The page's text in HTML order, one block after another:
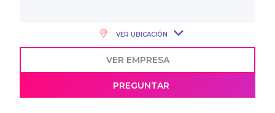
VER UBICACIÓN
VER EMPRESA
PREGUNTAR